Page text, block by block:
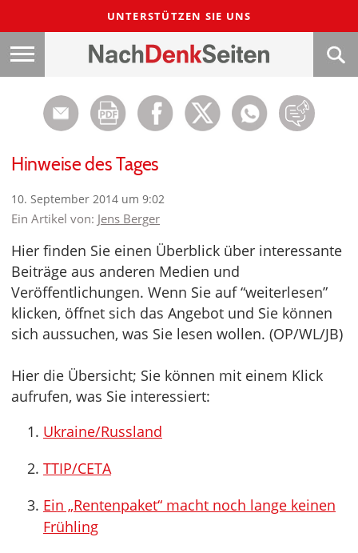
UNTERSTÜTZEN SIE UNS
Hinweise des Tages
10. September 2014 um 9:02
Ein Artikel von: Jens Berger
Hier finden Sie einen Überblick über interessante
Beiträge aus anderen Medien und
Veröffentlichungen. Wenn Sie auf “weiterlesen”
klicken, öffnet sich das Angebot und Sie können
sich aussuchen, was Sie lesen wollen. (OP/WL/JB)
Hier die Übersicht; Sie können mit einem Klick
aufrufen, was Sie interessiert:
Ukraine/Russland
TTIP/CETA
Ein „Rentenpaket“ macht noch lange keinen
Frühling